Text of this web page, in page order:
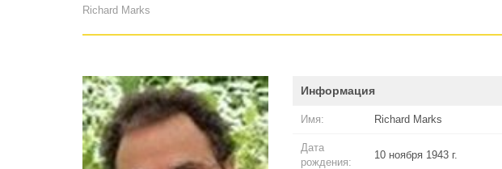
Richard Marks
Информация
Имя: Richard Marks
Дата
рождения:
10 ноября 1943 г.